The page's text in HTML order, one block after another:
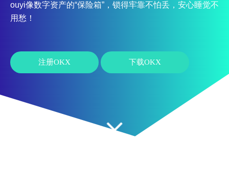
ouyi像数字资产的“保险箱”，锁得牢靠不怕丢，安心睡觉不
用愁！
注册OKX 下载OKX